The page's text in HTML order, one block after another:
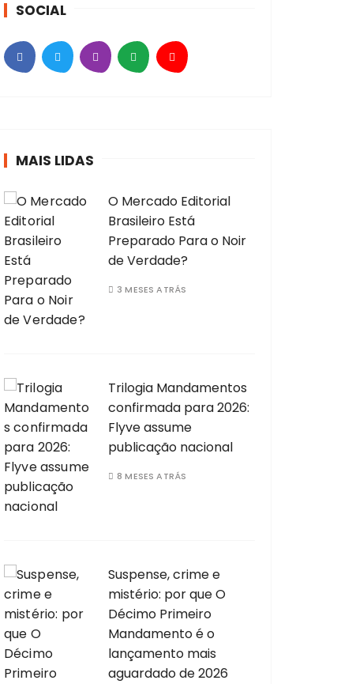
SOCIAL
MAIS LIDAS
O Mercado Editorial
Brasileiro Está
Preparado Para o Noir
de Verdade?
3 MESES ATRÁS
Trilogia Mandamentos
confirmada para 2026:
Flyve assume
publicação nacional
8 MESES ATRÁS
Suspense, crime e
mistério: por que O
Décimo Primeiro
Mandamento é o
lançamento mais
aguardado de 2026